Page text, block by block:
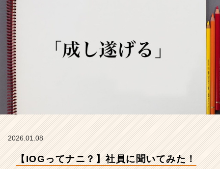
遂
げ
ピ
は？」
【イ
2026.01.08
【IOGってナニ？】社員に聞いてみた！